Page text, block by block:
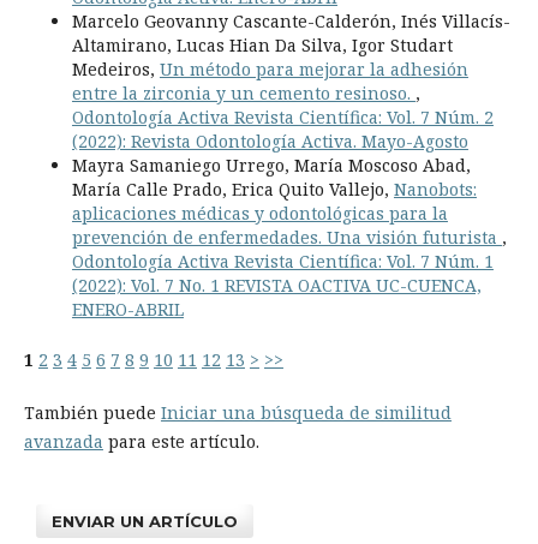
Marcelo Geovanny Cascante-Calderón, Inés Villacís-
Altamirano, Lucas Hian Da Silva, Igor Studart
Medeiros, Un método para mejorar la adhesión
entre la zirconia y un cemento resinoso. ,
Odontología Activa Revista Científica: Vol. 7 Núm. 2
(2022): Revista Odontología Activa. Mayo-Agosto
Mayra Samaniego Urrego, María Moscoso Abad,
María Calle Prado, Erica Quito Vallejo, Nanobots:
aplicaciones médicas y odontológicas para la
prevención de enfermedades. Una visión futurista ,
Odontología Activa Revista Científica: Vol. 7 Núm. 1
(2022): Vol. 7 No. 1 REVISTA OACTIVA UC-CUENCA,
ENERO-ABRIL
1 2 3 4 5 6 7 8 9 10 11 12 13 > >>
También puede Iniciar una búsqueda de similitud
avanzada para este artículo.
ENVIAR UN ARTÍCULO